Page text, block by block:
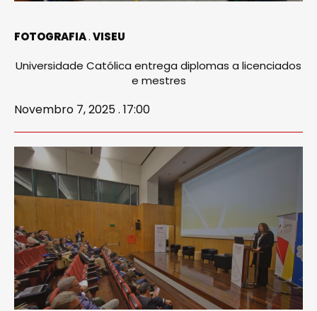
FOTOGRAFIA VISEU
Universidade Católica entrega diplomas a licenciados
e mestres
Novembro 7, 2025 . 17:00